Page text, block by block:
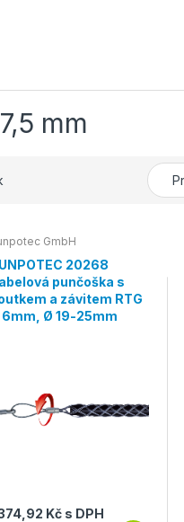
mm
GmbH
20268
punčoška s
a závitem RTG
Ø 19-25mm
Kč s DPH